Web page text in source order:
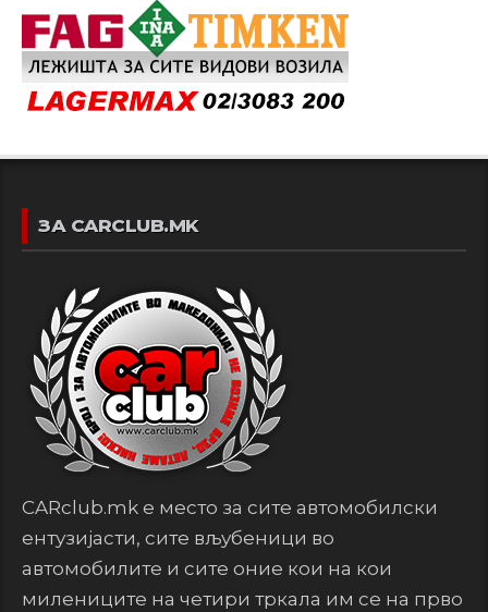
ЗА CARCLUB.MK
CARclub.mk е место за сите автомобилски
ентузијасти, сите вљубеници во
автомобилите и сите оние кои на кои
милениците на четири тркала им се на прво